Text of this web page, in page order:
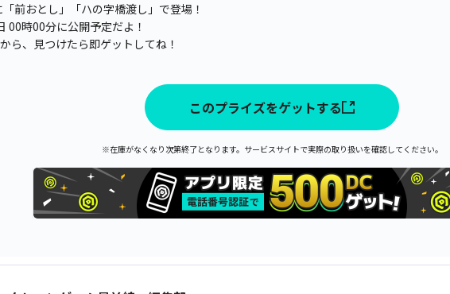
前おとし」「ハの字橋渡し」で登場！
00時00分に公開予定だよ！
ら、見つけたら即ゲットしてね！
このプライズをゲットする
※在庫がなくなり次第終了となります。サービスサイトで実際の取り扱いを確認してください。